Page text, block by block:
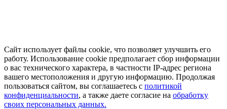
Сайт использует файлы cookie, что позволяет улучшить его
работу. Использование cookie предполагает сбор информации
о вас технического характера, в частности IP-адрес региона
вашего местоположения и другую информацию. Продолжая
пользоваться сайтом, вы соглашаетесь с политикой
конфиденциальности, а также даете согласие на обработку
своих персональных данных.